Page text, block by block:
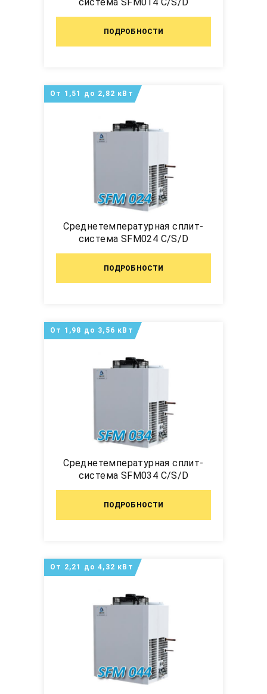
ПОДРОБНОСТИ
Среднетемпературная сплит-
система SFM024 C/S/D
ПОДРОБНОСТИ
От 1,51 до 2,82 кВт
Среднетемпературная сплит-
система SFM034 C/S/D
ПОДРОБНОСТИ
От 1,98 до 3,56 кВт
От 2,21 до 4,32 кВт